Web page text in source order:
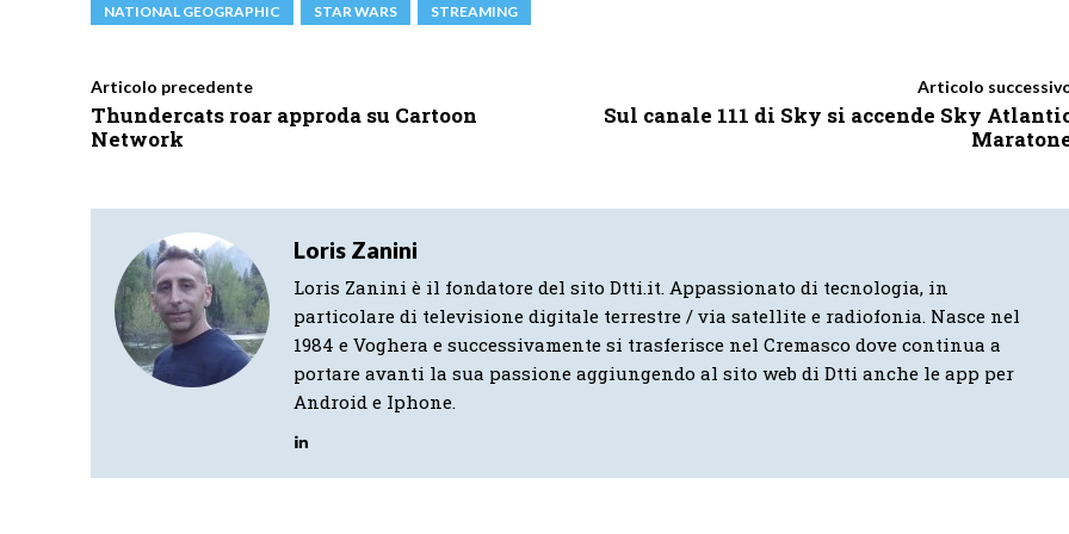
NATIONAL GEOGRAPHIC STAR WARS STREAMING
Articolo precedente
Thundercats roar approda su Cartoon
Network
Articolo
Sul canale 111 di Sky si accende Sky
Loris Zanini
Loris Zanini è il fondatore del sito Dtti.it. Appassionato di tecnologia, in
particolare di televisione digitale terrestre / via satellite e radiofonia. Nasce nel
1984 e Voghera e successivamente si trasferisce nel Cremasco dove continua a
portare avanti la sua passione aggiungendo al sito web di Dtti anche le app per
Android e Iphone.